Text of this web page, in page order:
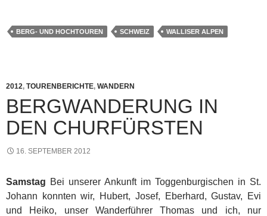
BERG- UND HOCHTOUREN SCHWEIZ WALLISER ALPEN
2012, TOURENBERICHTE, WANDERN
BERGWANDERUNG IN
DEN CHURFÜRSTEN
16. SEPTEMBER 2012
Samstag Bei unserer Ankunft im Toggenburgischen in St.
Johann konnten wir, Hubert, Josef, Eberhard, Gustav, Evi
und Heiko, unser Wanderführer Thomas und ich, nur